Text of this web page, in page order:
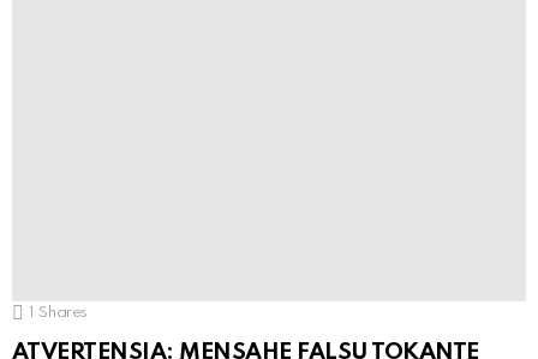
Shares
ATVERTENSIA: MENSAHE FALSU TOKANTE